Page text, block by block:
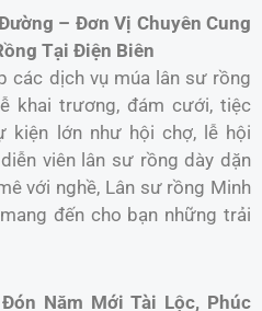
– Đơn Vị Chuyên Cung
Tại Điện Biên
các dịch vụ múa lân sư rồng
khai trương, đám cưới, tiệc
kiện lớn như hội chợ, lễ hội
viên lân sư rồng dày dặn
với nghề, Lân sư rồng Minh
đến cho bạn những trải
Năm Mới Tài Lộc, Phúc